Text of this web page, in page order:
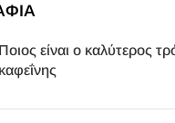
Ποιος είναι ο καλύτερος
καφεΐνης